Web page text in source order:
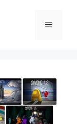
Menu